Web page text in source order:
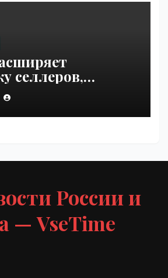
селлеров,
от
на складах
| VseTime.ru
России и
— VseTime